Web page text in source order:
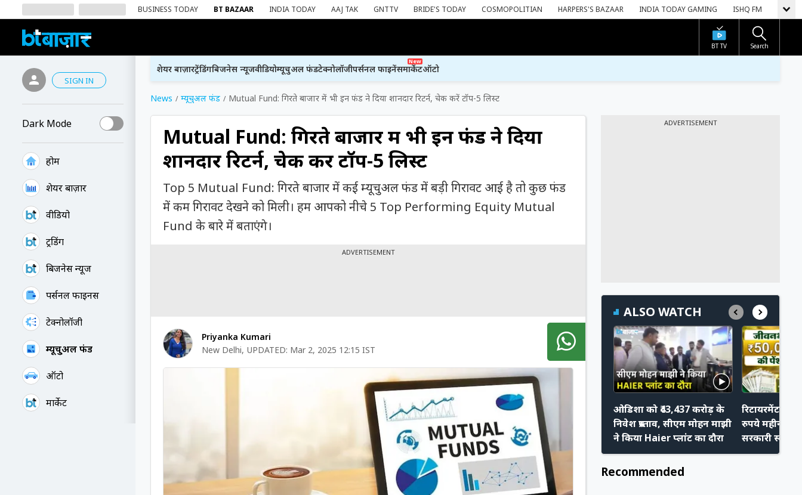
BUSINESS TODAY BT BAZAAR INDIA TODAY AAJ TAK GNTTV BRIDE'S TODAY COSMOPOLITIAN HARPERS'S BAZAAR INDIA TODAY GAMING ISHQ FM
BT TV Search
SIGN IN
Dark Mode
होम
शेयर बाज़ार
वीडियो
ट्रेंडिंग
बिजनेस न्यूज
पर्सनल फाइनेंस
टेक्नोलॉजी
म्यूचु्अल फंड
ऑटो
मार्केट
शेयर बाज़ारट्रेंडिंगबिजनेस न्यूजवीडियोम्यूचुअल फंडटेक्नोलॉजीपर्सनल फाइनेंस
New
मार्केटऑटो
News म्यूचुअल फंड Mutual Fund: गिरते बाजार में भी इन फंड ने दिया शानदार रिटर्न, चेक करें टॉप-5 लिस्ट
Mutual Fund: गिरते बाजार में भी इन फंड ने दिया
शानदार रिटर्न, चेक करें टॉप-5 लिस्ट
Top 5 Mutual Fund: गिरते बाजार में कई म्यूचुअल फंड में बड़ी गिरावट आई है तो कुछ फंड
में कम गिरावट देखने को मिली। हम आपको नीचे 5 Top Performing Equity Mutual
Fund के बारे में बताएंगे।
ADVERTISEMENT
Priyanka Kumari
New Delhi, UPDATED: Mar 2, 2025 12:15 IST
ADVERTISEMENT
ALSO WATCH
ओडिशा को ₹43,437 करोड़ के
निवेश प्रस्ताव, सीएम मोहन माझी
ने किया Haier प्लांट का दौरा
रिटायरमेंट के
रुपये महीना
सरकारी स्कीम
Recommended